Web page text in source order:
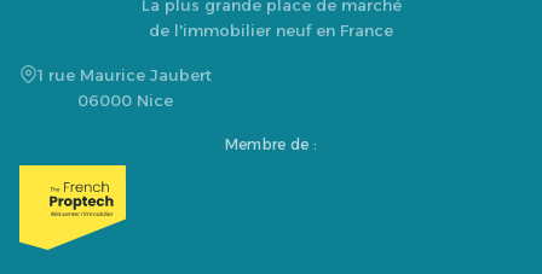
La plus grande place de marché
de l'immobilier neuf en France
1 rue Maurice Jaubert
06000 Nice
Membre de :